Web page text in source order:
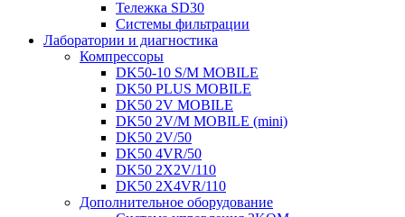
Тележка SD30
Системы фильтрации
Лаборатории и диагностика
Компрессоры
DK50-10 S/M MOBILE
DK50 PLUS MOBILE
DK50 2V MOBILE
DK50 2V/M MOBILE (mini)
DK50 2V/50
DK50 4VR/50
DK50 2X2V/110
DK50 2X4VR/110
Дополнительное оборудование